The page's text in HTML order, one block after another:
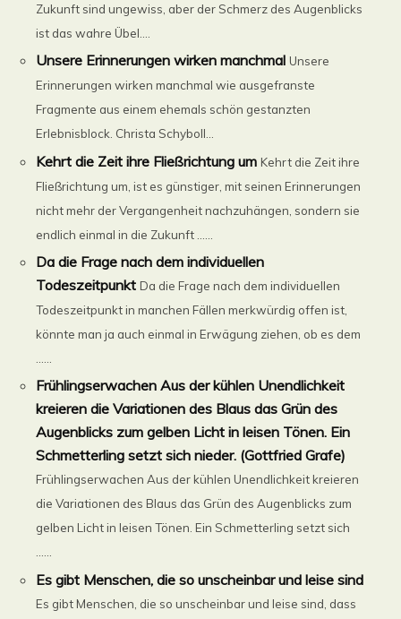
Zukunft sind ungewiss, aber der Schmerz des Augenblicks
ist das wahre Übel....
Unsere Erinnerungen wirken manchmal Unsere
Erinnerungen wirken manchmal wie ausgefranste
Fragmente aus einem ehemals schön gestanzten
Erlebnisblock. Christa Schyboll...
Kehrt die Zeit ihre Fließrichtung um Kehrt die Zeit ihre
Fließrichtung um, ist es günstiger, mit seinen Erinnerungen
nicht mehr der Vergangenheit nachzuhängen, sondern sie
endlich einmal in die Zukunft ......
Da die Frage nach dem individuellen
Todeszeitpunkt Da die Frage nach dem individuellen
Todeszeitpunkt in manchen Fällen merkwürdig offen ist,
könnte man ja auch einmal in Erwägung ziehen, ob es dem
Frühlingserwachen Aus der kühlen Unendlichkeit
kreieren die Variationen des Blaus das Grün des
Augenblicks zum gelben Licht in leisen Tönen. Ein
Schmetterling setzt sich nieder. (Gottfried Grafe)
Frühlingserwachen Aus der kühlen Unendlichkeit kreieren
die Variationen des Blaus das Grün des Augenblicks zum
gelben Licht in leisen Tönen. Ein Schmetterling setzt sich
......
Es gibt Menschen, die so unscheinbar und leise sind
Es gibt Menschen, die so unscheinbar und leise sind, dass